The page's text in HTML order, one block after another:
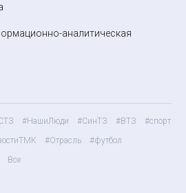
аналитическая
#НашиЛюди #СинТЗ #ВТЗ
#спорт
#Отрасль
#футбол
Все